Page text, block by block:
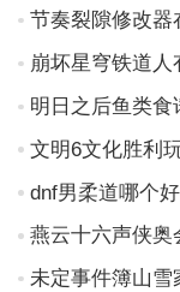
崩坏星穹铁道
明日之后鱼类食
文明6文化胜利
dnf男柔道哪个
燕云十六声侠奥
未定事件簿山雪